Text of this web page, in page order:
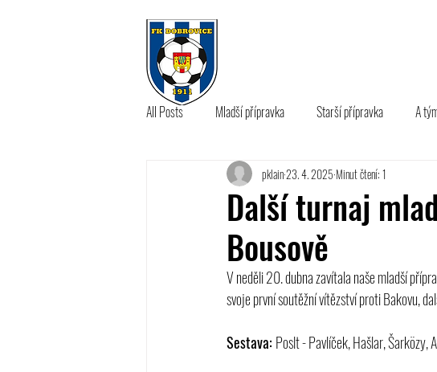
All Posts Mladší přípravka Starší přípravka A
Další turnaj
Bousově
pklain23. 4. 2025 Minut čtení: 1
V neděli 20. dubna zavítala naše mladší
svoje první soutěžní vítězství proti Bakovu,
Sestava: Poslt - Pavlíček, Hašlar, Šarközy,